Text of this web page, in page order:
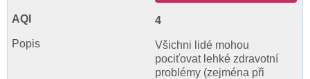
4
Všichni lidé mohou
pociťovat lehké zdravotní
problémy (zejména při